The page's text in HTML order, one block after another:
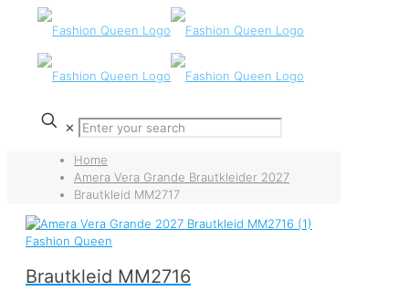
✕
Home
Amera Vera Grande Brautkleider 2027
Brautkleid MM2717
Brautkleid MM2716